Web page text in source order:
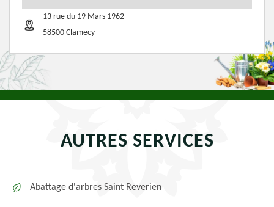
13 rue du 19 Mars 1962
58500 Clamecy
AUTRES SERVICES
Abattage d'arbres Saint Reverien